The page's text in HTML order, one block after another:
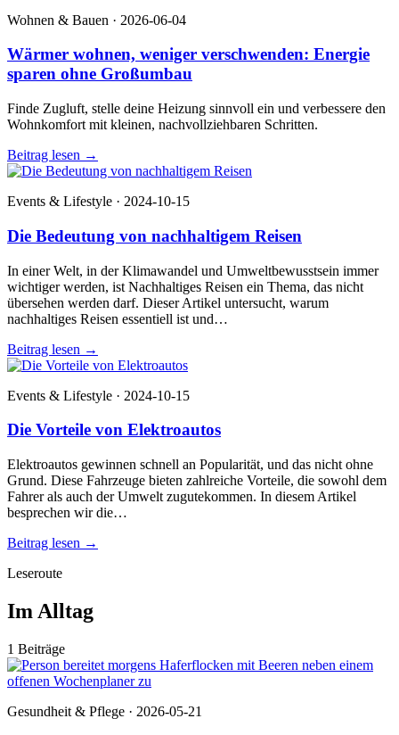
Wohnen & Bauen · 2026-06-04
Wärmer wohnen, weniger verschwenden: Energie
sparen ohne Großumbau
Finde Zugluft, stelle deine Heizung sinnvoll ein und verbessere den
Wohnkomfort mit kleinen, nachvollziehbaren Schritten.
Beitrag lesen →
Events & Lifestyle · 2024-10-15
Die Bedeutung von nachhaltigem Reisen
In einer Welt, in der Klimawandel und Umweltbewusstsein immer
wichtiger werden, ist Nachhaltiges Reisen ein Thema, das nicht
übersehen werden darf. Dieser Artikel untersucht, warum
nachhaltiges Reisen essentiell ist und…
Beitrag lesen →
Events & Lifestyle · 2024-10-15
Die Vorteile von Elektroautos
Elektroautos gewinnen schnell an Popularität, und das nicht ohne
Grund. Diese Fahrzeuge bieten zahlreiche Vorteile, die sowohl dem
Fahrer als auch der Umwelt zugutekommen. In diesem Artikel
besprechen wir die…
Beitrag lesen →
Leseroute
Im Alltag
1 Beiträge
Gesundheit & Pflege · 2026-05-21